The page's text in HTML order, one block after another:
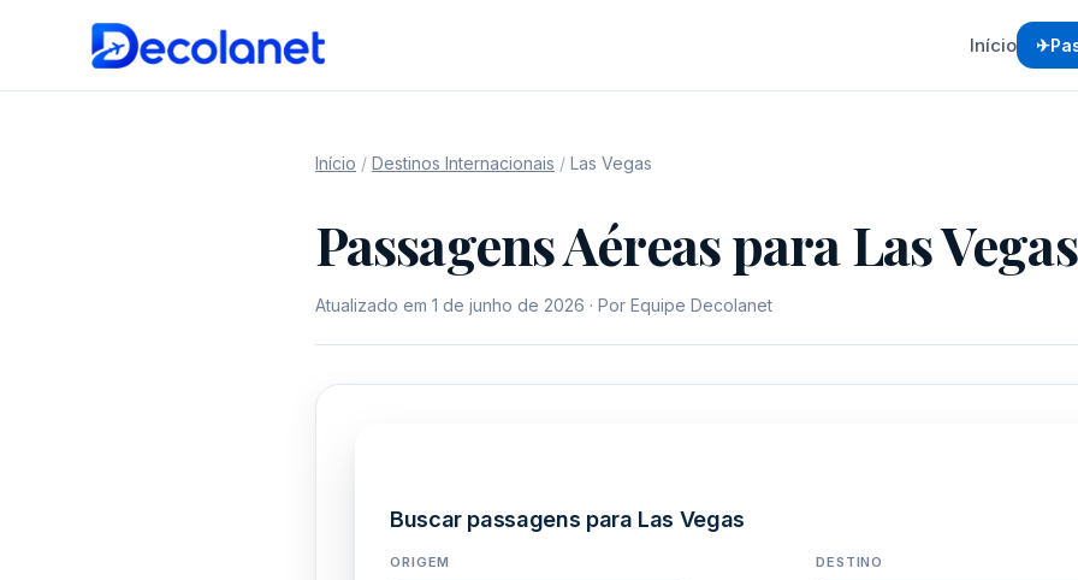
Início
Início / Destinos Internacionais / Las Vegas
Passagens Aéreas para Las Vegas
Atualizado em 1 de junho de 2026 · Por Equipe Decolanet
Buscar passagens para Las Vegas
ORIGEM DESTINO